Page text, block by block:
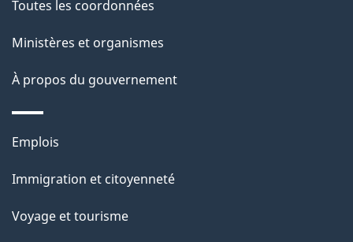
a
p
a
g
e
Toutes les coordonnées
Ministères et organismes
À propos du gouvernement
Thèmes
sujets
Emplois
Immigration et citoyenneté
Voyage et tourisme